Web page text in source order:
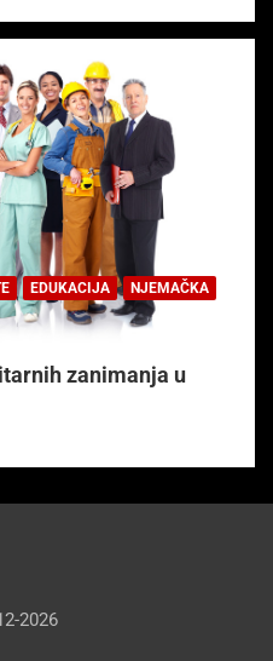
EDUKACIJA
NJEMAČKA
zanimanja u
2026